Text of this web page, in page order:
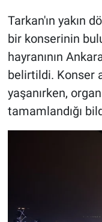
Tarkan'ın yakın
bir konserinin
hayranının
belirtildi. Konser
yaşanırken,
tamamlandığı